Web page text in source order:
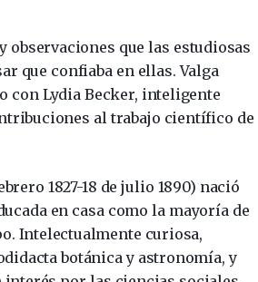
que las estudiosas
que confiaba en ellas. Valga
con Lydia Becker, inteligente
al trabajo científico de
1827-18 de julio 1890) nació
en casa como la mayoría de
Intelectualmente curiosa,
botánica y astronomía, y